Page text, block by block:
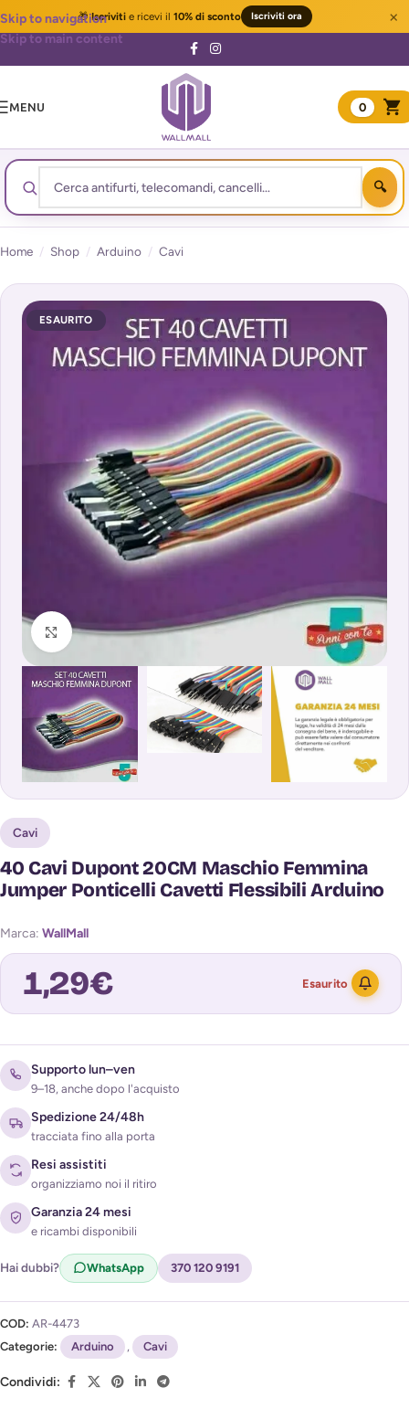
🎁Iscrivitie ricevi il 10% di sconto Iscriviti ora ×
Skip to navigation
Skip to main content
MENU 0
Home / Shop / Arduino / Cavi
ESAURITO
Clicca per ingrandire
Cavi
40 Cavi Dupont 20CM Maschio Femmina
Jumper Ponticelli Cavetti Flessibili Arduino
Marca: WallMall
1,29€ Esaurito
Acconsento al trattamento dei miei dati per ricevere
l'avviso di disponibilità (
Privacy Policy)
Supporto lun–ven
9–18, anche dopo l'acquisto
Spedizione 24/48h
tracciata fino alla porta
Resi assistiti
organizziamo noi il ritiro
Garanzia 24 mesi
e ricambi disponibili
Hai dubbi? WhatsApp 370 120 9191
COD: AR-4473
Categorie:
Arduino , Cavi
Condividi: